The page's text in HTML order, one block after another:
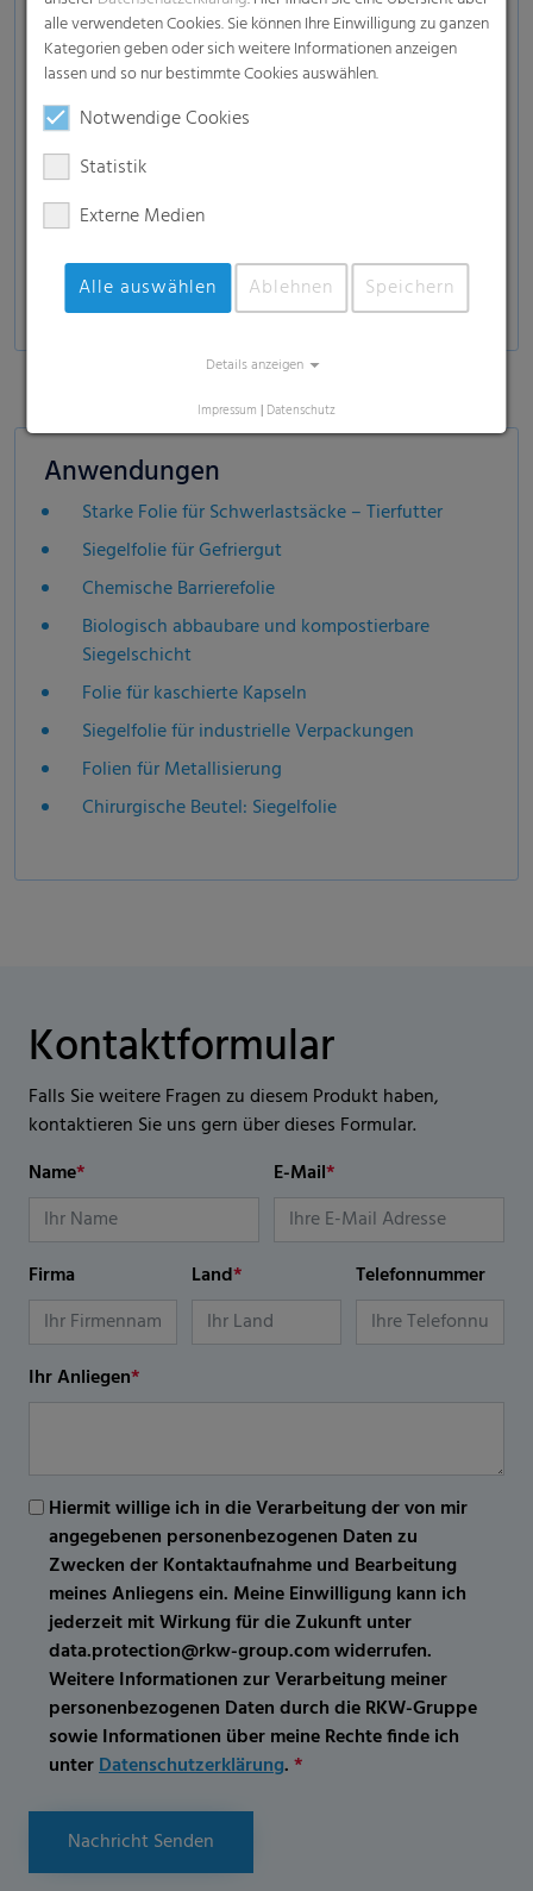
Folie für fettige oder pulvrige Produkte
überlappende Siegelfolie
Hot-Tack-Folie
Folie für Tiefkühlprodukte
Tubenlaminatfolien
Barriere-Folien
Thermolaminatfolien
Anwendungen
Starke Folie für Schwerlastsäcke – Tierfutter
Siegelfolie für Gefriergut
Chemische Barrierefolie
Biologisch abbaubare und kompostierbare
Siegelschicht
Folie für kaschierte Kapseln
Siegelfolie für industrielle Verpackungen
Folien für Metallisierung
Chirurgische Beutel: Siegelfolie
Kontaktformular
Falls Sie weitere Fragen zu diesem Produkt haben,
kontaktieren Sie uns gern über dieses Formular.
Name* E-Mail*
Firma Land* Telefonnummer
Ihr Anliegen*
Hiermit willige ich in die Verarbeitung der von mir
angegebenen personenbezogenen Daten zu
Zwecken der Kontaktaufnahme und Bearbeitung
meines Anliegens ein. Meine Einwilligung kann ich
jederzeit mit Wirkung für die Zukunft unter
data.protection@rkw-group.com widerrufen.
Weitere Informationen zur Verarbeitung meiner
personenbezogenen Daten durch die RKW-Gruppe
sowie Informationen über meine Rechte finde ich
unterDatenschutzerklärung.*
Nachricht Senden
alle verwendeten Cookies. Sie können Ihre Einwilligung zu ganzen
Kategorien geben oder sich weitere Informationen anzeigen
lassen und so nur bestimmte Cookies auswählen.
Notwendige Cookies
Statistik
Externe Medien
Alle auswählen Ablehnen Speichern
Details anzeigen
Impressum | Datenschutz